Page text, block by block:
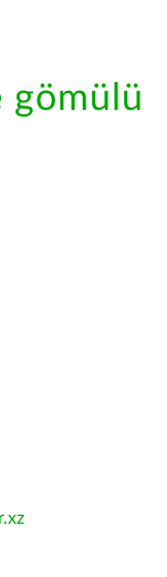
gömülü